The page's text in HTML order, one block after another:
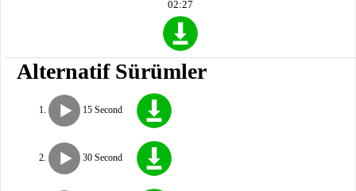
02:27
Alternatif Sürümler
15 Second
30 Second